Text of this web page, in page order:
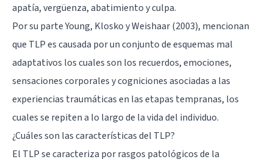
apatía, vergüenza, abatimiento y culpa.
Por su parte Young, Klosko y Weishaar (2003), mencionan
que TLP es causada por un conjunto de esquemas mal
adaptativos los cuales son los recuerdos, emociones,
sensaciones corporales y cogniciones asociadas a las
experiencias traumáticas en las etapas tempranas, los
cuales se repiten a lo largo de la vida del individuo.
¿Cuáles son las características del TLP?
El TLP se caracteriza por rasgos patológicos de la